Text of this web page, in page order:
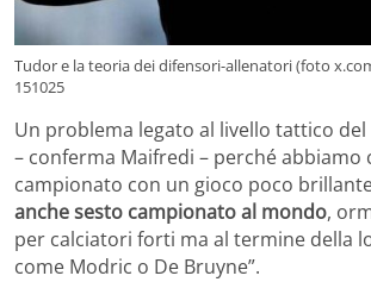
Tudor e la teoria dei difensori-allenatori (foto
151025
Un problema legato al livello tattico del
– conferma Maifredi – perché
campionato con un gioco poco
anche sesto campionato al mondo,
per calciatori forti ma al termine della
come Modric o De Bruyne”.